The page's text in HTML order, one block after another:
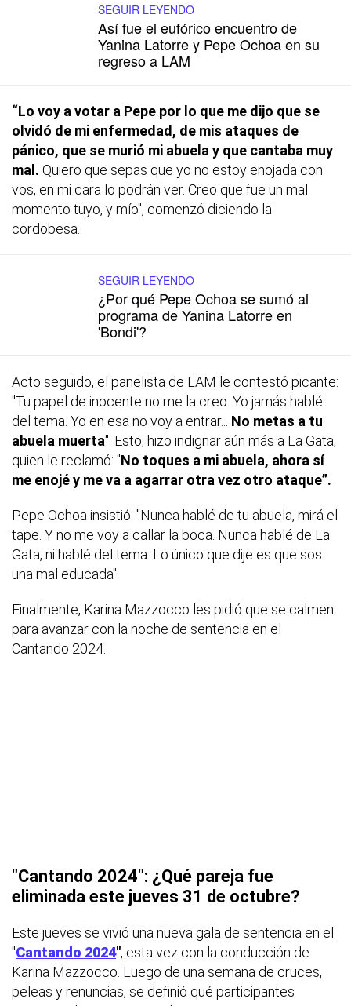
SEGUIR LEYENDO
Así fue el eufórico encuentro de
Yanina Latorre y Pepe Ochoa en su
regreso a LAM
“Lo voy a votar a Pepe por lo que me dijo que se
olvidó de mi enfermedad, de mis ataques de
pánico, que se murió mi abuela y que cantaba muy
mal. Quiero que sepas que yo no estoy enojada con
vos, en mi cara lo podrán ver. Creo que fue un mal
momento tuyo, y mío", comenzó diciendo la
cordobesa.
SEGUIR LEYENDO
¿Por qué Pepe Ochoa se sumó al
programa de Yanina Latorre en
'Bondi'?
Acto seguido, el panelista de LAM le contestó picante:
"Tu papel de inocente no me la creo. Yo jamás hablé
del tema. Yo en esa no voy a entrar... No metas a tu
abuela muerta". Esto, hizo indignar aún más a La Gata,
quien le reclamó: "No toques a mi abuela, ahora sí
me enojé y me va a agarrar otra vez otro ataque”.
Pepe Ochoa insistió: "Nunca hablé de tu abuela, mirá el
tape. Y no me voy a callar la boca. Nunca hablé de La
Gata, ni hablé del tema. Lo único que dije es que sos
una mal educada".
Finalmente, Karina Mazzocco les pidió que se calmen
para avanzar con la noche de sentencia en el
Cantando 2024.
"Cantando 2024": ¿Qué pareja fue
eliminada este jueves 31 de octubre?
Este jueves se vivió una nueva gala de sentencia en el
"Cantando 2024", esta vez con la conducción de
Karina Mazzocco. Luego de una semana de cruces,
peleas y renuncias, se definió qué participantes